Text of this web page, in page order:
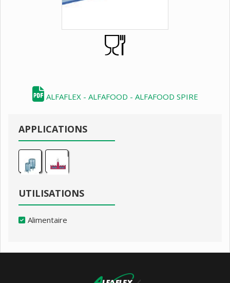
ALFAFLEX - ALFAFOOD - ALFAFOOD SPIRE
APPLICATIONS
UTILISATIONS
Alimentaire